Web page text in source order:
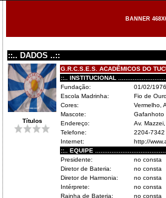
BANNER
::.. DADOS ..::
Títulos
G.R.C.S.E.S. ACADÊMICOS DO
::.. INSTITUCIONAL
Fundação:
01/02/1976
Escola Madrinha:
Fio de
Cores:
Vermelho,
Mascote:
Gafanhoto
Endereço:
Av.
Telefone:
2204-
Internet:
http://
::.. EQUIPE
Presidente:
no consta
Diretor de Bateria:
no consta
Diretor de Harmonia:
no consta
Intérprete:
no consta
Rainha de Bateria:
no consta